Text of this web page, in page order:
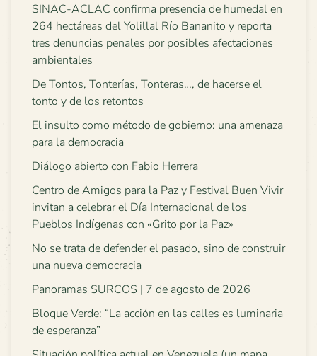
SINAC-ACLAC confirma presencia de humedal en
264 hectáreas del Yolillal Río Bananito y reporta
tres denuncias penales por posibles afectaciones
ambientales
De Tontos, Tonterías, Tonteras…, de hacerse el
tonto y de los retontos
El insulto como método de gobierno: una amenaza
para la democracia
Diálogo abierto con Fabio Herrera
Centro de Amigos para la Paz y Festival Buen Vivir
invitan a celebrar el Día Internacional de los
Pueblos Indígenas con «Grito por la Paz»
No se trata de defender el pasado, sino de construir
una nueva democracia
Panoramas SURCOS | 7 de agosto de 2026
Bloque Verde: “La acción en las calles es luminaria
de esperanza”